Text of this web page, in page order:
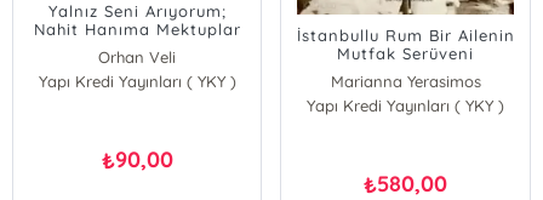
Yalnız Seni Arıyorum;
Nahit Hanıma Mektuplar
Orhan Veli
Yapı Kredi Yayınları ( YKY )
₺90,00
İstanbullu Rum Bir Ailenin
Mutfak Serüveni
Marianna Yerasimos
Yapı Kredi Yayınları ( YKY )
₺580,00